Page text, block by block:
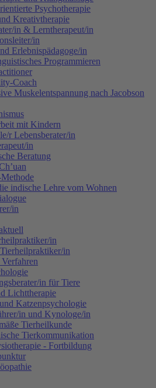
Psychotherapie
Kreativtherapie
in & Lerntherapeut/in
in
Erlebnispädagoge/in
Programmieren
Coach
Muskelentspannung nach Jacobson
mit Kindern
r Lebensberater/in
in
Beratung
indische Lehre vom Wohnen
in
in
in
in für Tiere
Lichttherapie
Katzenpsychologie
in und Kynologe/in
Tierheilkunde
Tierkommunikation
- Fortbildung